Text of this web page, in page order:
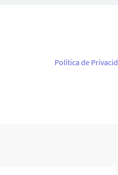
Pular para o
Política de